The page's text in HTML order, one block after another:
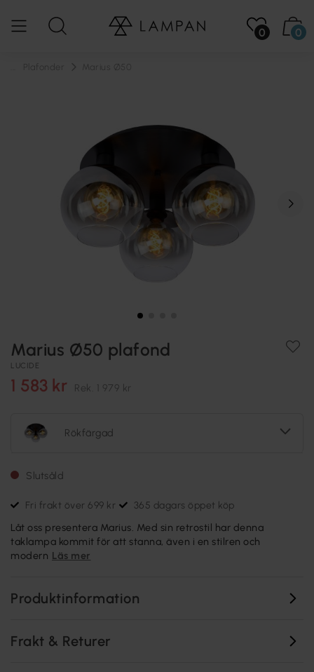
0 0
Marius Ø50 plafond
LUCIDE
1 583 kr Rek. 1 979 kr
Rökfärgad
Slutsåld
Fri frakt över 699 kr 365 dagars öppet köp
Låt oss presentera Marius. Med sin retrostil har denna
taklampa kommit för att stanna, även i en stilren och
modern Läs mer
Produktinformation
Frakt & Returer